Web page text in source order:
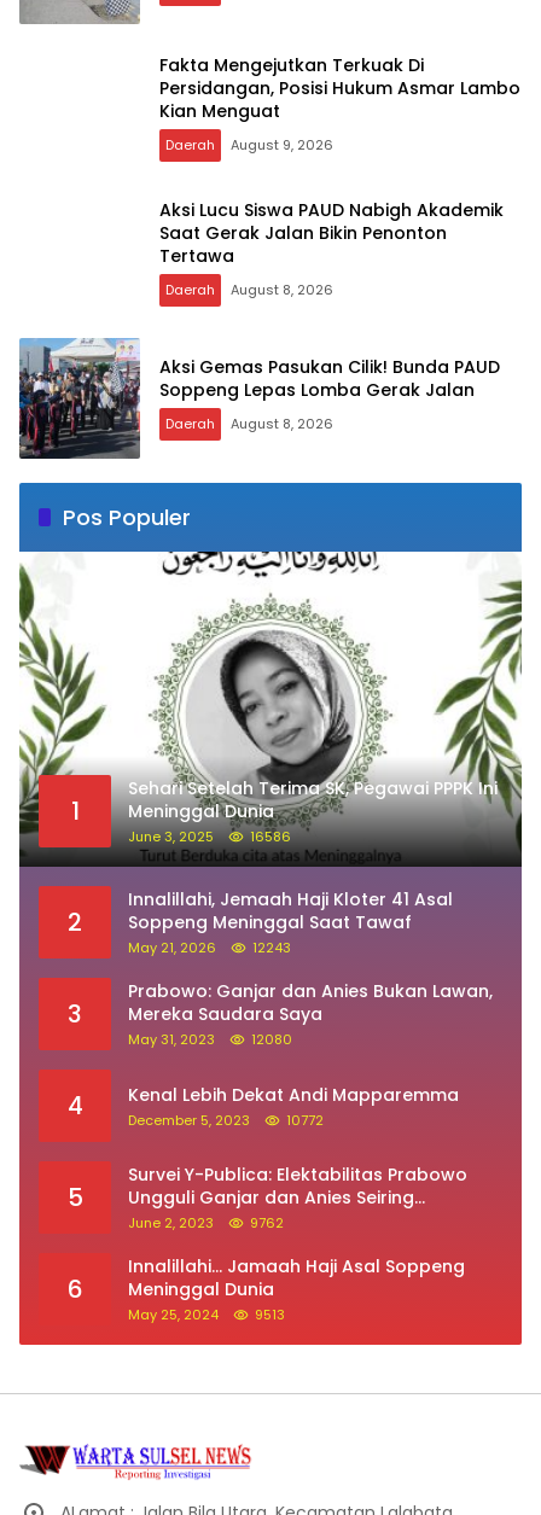
Fakta Mengejutkan Terkuak Di
Persidangan, Posisi Hukum Asmar Lambo
Kian Menguat
Daerah August 9, 2026
Aksi Lucu Siswa PAUD Nabigh Akademik
Saat Gerak Jalan Bikin Penonton
Tertawa
Daerah August 8, 2026
Aksi Gemas Pasukan Cilik! Bunda PAUD
Soppeng Lepas Lomba Gerak Jalan
Daerah August 8, 2026
Pos Populer
1
Sehari Setelah Terima SK, Pegawai PPPK Ini
Meninggal Dunia
June 3, 2025 16586
2
Innalillahi, Jemaah Haji Kloter 41 Asal
Soppeng Meninggal Saat Tawaf
May 21, 2026 12243
3
Prabowo: Ganjar dan Anies Bukan Lawan,
Mereka Saudara Saya
May 31, 2023 12080
4 Kenal Lebih Dekat Andi Mapparemma
December 5, 2023 10772
5
Survei Y-Publica: Elektabilitas Prabowo
Ungguli Ganjar dan Anies Seiring
Kepuasan Terhadap Jokowi Naik
June 2, 2023 9762
6
Innalillahi… Jamaah Haji Asal Soppeng
Meninggal Dunia
May 25, 2024 9513